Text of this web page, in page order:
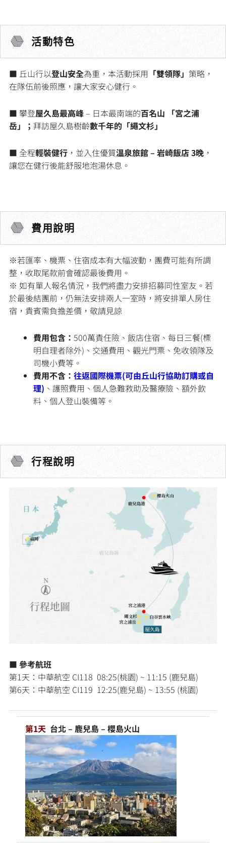
活動特色
■ 丘山行以登山安全為重，本活動採用 「雙領隊」 策略，
在隊伍前後照應，讓大家安心健行。
■ 攀登屋久島最高峰– 日本最南端的百名山
「宮之浦
岳」； 拜訪屋久島樹齡數千年的「繩文杉」
■ 全程輕裝健行 ，並入住優質溫泉旅館 – 岩崎飯店 3晚 ，
讓您在健行後能舒服地泡湯休息。
費用說明
※若匯率、機票、住宿成本有大幅波動，團費可能有所調
整，收取尾款前會確認最後費用。
※ 如有單人報名情況，我們將盡力安排招募同性室友。若
於最後結團前，仍無法安排兩人一室時，將安排單人房住
宿，貴賓需負擔差價，敬請見諒
費用包含： 500萬責任險、飯店住宿、每日三餐(標
明自理者除外)、交通費用、觀光門票、免收領隊及
司機小費等。
費用不含： 往返國際機票(可由丘山行協助訂購或自
理) 、護照費用、個人急難救助及醫療險、額外飲
料、個人登山裝備等。
行程說明
■ 參考航班
第1天：中華航空 CI118 08:25(桃園) ~ 11:15 (鹿兒島)
第6天：中華航空 CI119 12:25(鹿兒島) ~ 13:55 (桃園)
第1天 台北 – 鹿兒島 – 櫻島火山